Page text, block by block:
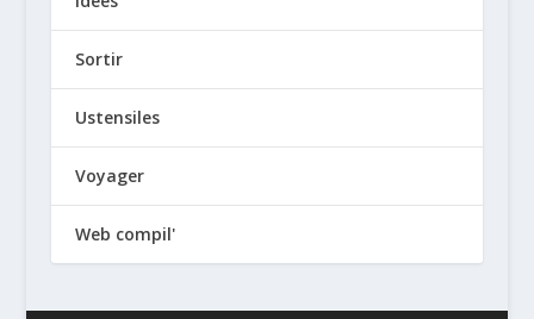
Sortir
Ustensiles
Voyager
Web compil'